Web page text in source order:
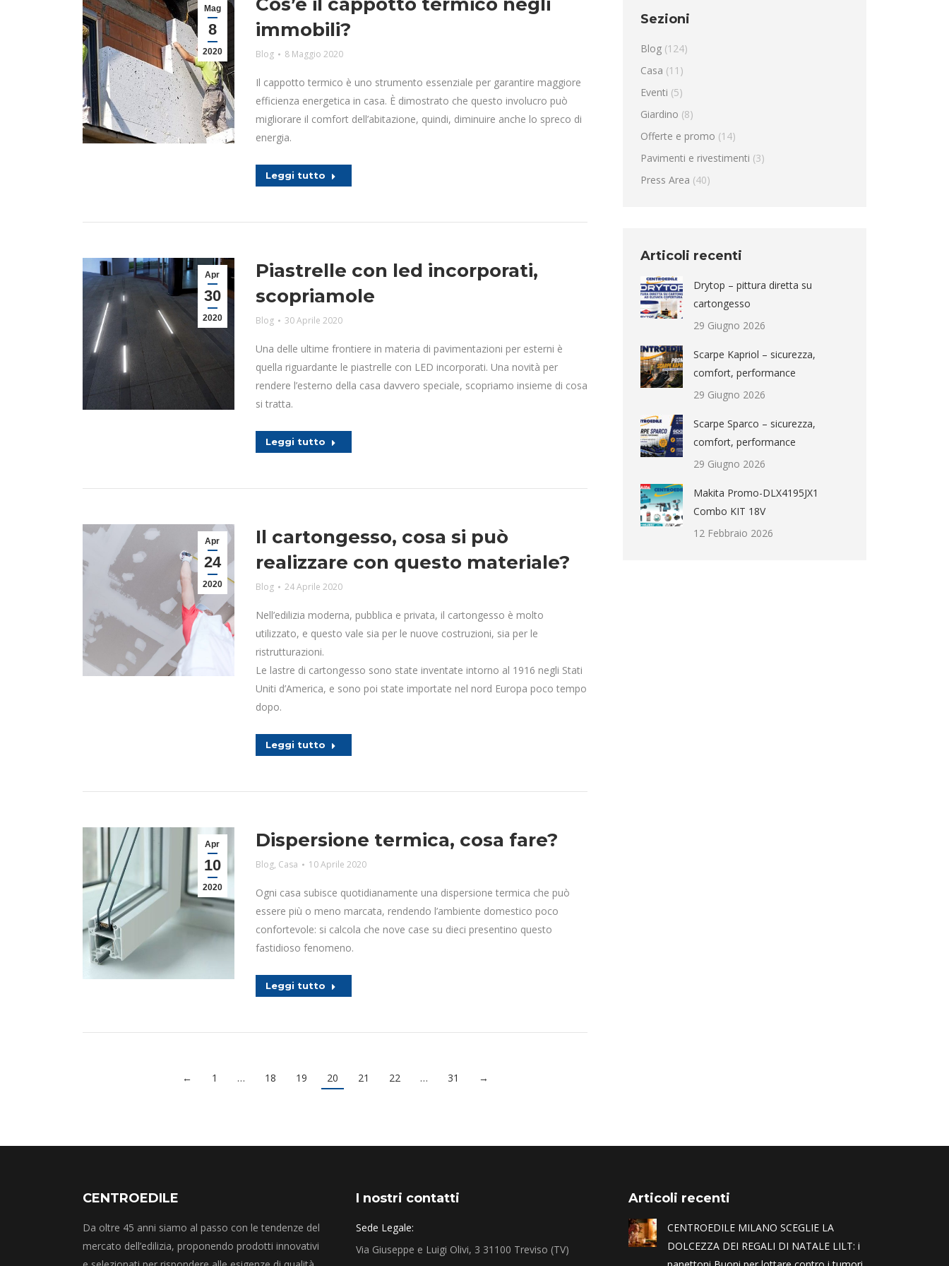
Mag
8
2020
immobili?
Blog 8 Maggio 2020
Il cappotto termico è uno strumento essenziale per garantire maggiore
efficienza energetica in casa. È dimostrato che questo involucro può
migliorare il comfort dell’abitazione, quindi, diminuire anche lo spreco di
energia.
Leggi tutto
Apr
30
2020
Piastrelle con led incorporati,
scopriamole
Blog 30 Aprile 2020
Una delle ultime frontiere in materia di pavimentazioni per esterni è
quella riguardante le piastrelle con LED incorporati. Una novità per
rendere l’esterno della casa davvero speciale, scopriamo insieme di cosa
si tratta.
Leggi tutto
Apr
24
2020
Il cartongesso, cosa si può
realizzare con questo materiale?
Blog 24 Aprile 2020
Nell’edilizia moderna, pubblica e privata, il cartongesso è molto
utilizzato, e questo vale sia per le nuove costruzioni, sia per le
ristrutturazioni.
Le lastre di cartongesso sono state inventate intorno al 1916 negli Stati
Uniti d’America, e sono poi state importate nel nord Europa poco tempo
dopo.
Leggi tutto
Apr
10
2020
Dispersione termica, cosa fare?
Blog, Casa 10 Aprile 2020
Ogni casa subisce quotidianamente una dispersione termica che può
essere più o meno marcata, rendendo l’ambiente domestico poco
confortevole: si calcola che nove case su dieci presentino questo
fastidioso fenomeno.
Leggi tutto
← 1 … 18 19 20 21 22 … 31 →
Sezioni
Blog (124)
Casa (11)
Eventi (5)
Giardino (8)
Offerte e promo (14)
Pavimenti e rivestimenti (3)
Press Area (40)
Articoli recenti
Drytop – pittura diretta su
cartongesso
29 Giugno 2026
Scarpe Kapriol – sicurezza,
comfort, performance
29 Giugno 2026
Scarpe Sparco – sicurezza,
comfort, performance
29 Giugno 2026
Makita Promo-DLX4195JX1
Combo KIT 18V
12 Febbraio 2026
CENTROEDILE
Da oltre 45 anni siamo al passo con le tendenze del
mercato dell’edilizia, proponendo prodotti innovativi
I nostri contatti
Sede Legale:
Via Giuseppe e Luigi Olivi, 3 31100 Treviso (TV)
Articoli recenti
CENTROEDILE MILANO SCEGLIE LA
DOLCEZZA DEI REGALI DI NATALE LILT: i